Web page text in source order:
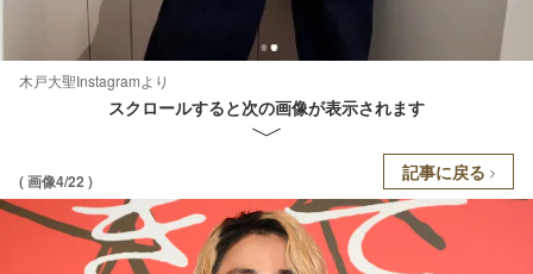
木戸大聖Instagramより
スクロールすると次の画像が表示されます
( 画像4/22 ) 記事に戻る